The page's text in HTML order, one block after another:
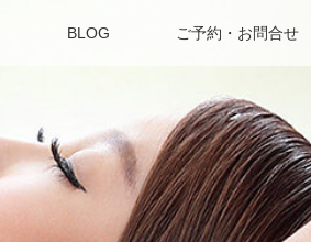
BLOG ご予約・お問合せ